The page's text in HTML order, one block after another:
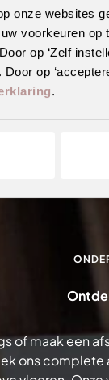
onze websites
voorkeuren
op ‘Zelf
op
.
of maak een
ons complete